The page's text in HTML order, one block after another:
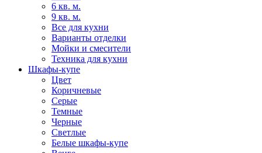
6 кв. м.
9 кв. м.
Все для кухни
Варианты отделки
Мойки и смесители
Техника для кухни
Шкафы-купе
Цвет
Коричневые
Серые
Темные
Черные
Светлые
Белые шкафы-купе